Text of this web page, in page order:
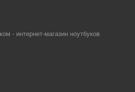
- интернет-магазин ноутбуков